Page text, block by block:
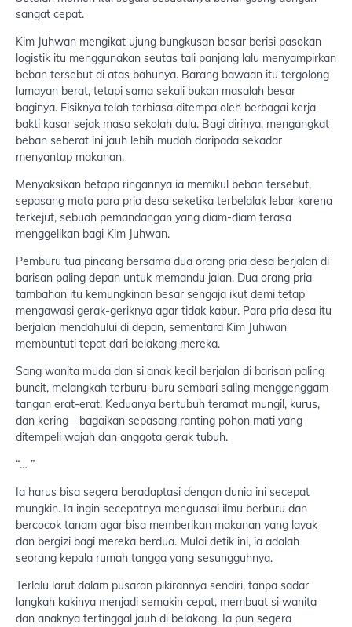
sangat cepat.
Kim Juhwan mengikat ujung bungkusan besar berisi pasokan
logistik itu menggunakan seutas tali panjang lalu menyampirkan
beban tersebut di atas bahunya. Barang bawaan itu tergolong
lumayan berat, tetapi sama sekali bukan masalah besar
baginya. Fisiknya telah terbiasa ditempa oleh berbagai kerja
bakti kasar sejak masa sekolah dulu. Bagi dirinya, mengangkat
beban seberat ini jauh lebih mudah daripada sekadar
menyantap makanan.
Menyaksikan betapa ringannya ia memikul beban tersebut,
sepasang mata para pria desa seketika terbelalak lebar karena
terkejut, sebuah pemandangan yang diam-diam terasa
menggelikan bagi Kim Juhwan.
Pemburu tua pincang bersama dua orang pria desa berjalan di
barisan paling depan untuk memandu jalan. Dua orang pria
tambahan itu kemungkinan besar sengaja ikut demi tetap
mengawasi gerak-geriknya agar tidak kabur. Para pria desa itu
berjalan mendahului di depan, sementara Kim Juhwan
membuntuti tepat dari belakang mereka.
Sang wanita muda dan si anak kecil berjalan di barisan paling
buncit, melangkah terburu-buru sembari saling menggenggam
tangan erat-erat. Keduanya bertubuh teramat mungil, kurus,
dan kering—bagaikan sepasang ranting pohon mati yang
ditempeli wajah dan anggota gerak tubuh.
“… ”
Ia harus bisa segera beradaptasi dengan dunia ini secepat
mungkin. Ia ingin secepatnya menguasai ilmu berburu dan
bercocok tanam agar bisa memberikan makanan yang layak
dan bergizi bagi mereka berdua. Mulai detik ini, ia adalah
seorang kepala rumah tangga yang sesungguhnya.
Terlalu larut dalam pusaran pikirannya sendiri, tanpa sadar
langkah kakinya menjadi semakin cepat, membuat si wanita
dan anaknya tertinggal jauh di belakang. Ia pun segera